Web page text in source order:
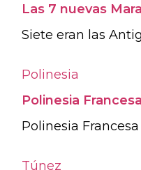
Las 7 nuevas
Siete eran las
Polinesia
Polinesia
Polinesia
Túnez